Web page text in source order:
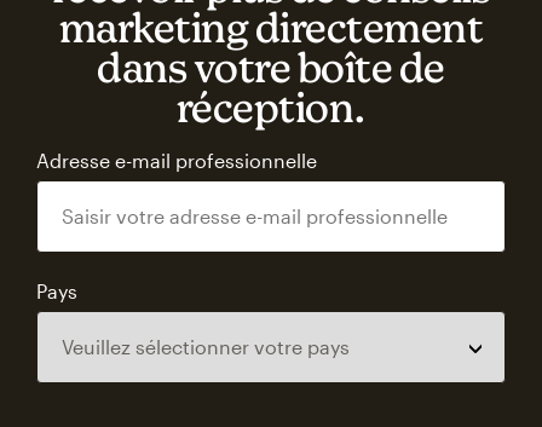
marketing directement
dans votre boîte de
réception.
Adresse e-mail professionnelle
Pays